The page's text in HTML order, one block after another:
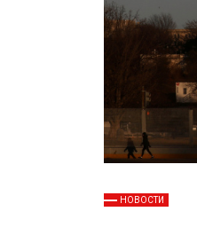
НОВОСТИ